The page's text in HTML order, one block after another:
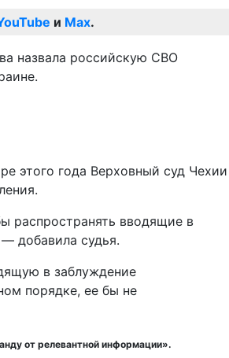
и Max.
назвала российскую СВО
этого года Верховный суд Чехии
распространять вводящие в
добавила судья.
в заблуждение
порядке, ее бы не
от релевантной информации».